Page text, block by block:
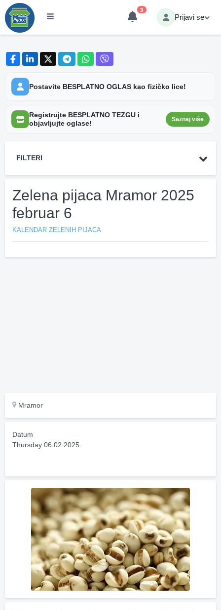
3
Prijavi se
Postavite BESPLATNO OGLAS kao fizičko lice!
Registrujte BESPLATNO TEZGU i
objavljujte oglase!
Saznaj više
FILTERI
Zelena pijaca Mramor 2025
februar 6
KALENDAR ZELENIH PIJACA
Mramor
Datum
Thursday 06.02.2025.